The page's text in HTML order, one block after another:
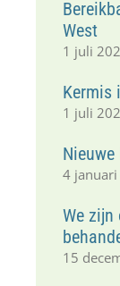
West
1 juli
Kermis
1 juli
4 januari
We zijn
15